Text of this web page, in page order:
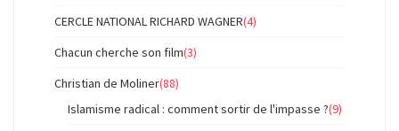
CERCLE NATIONAL RICHARD WAGNER(4)
Chacun cherche son film(3)
Christian de Moliner(88)
Islamisme radical : comment sortir de l'impasse ?(9)